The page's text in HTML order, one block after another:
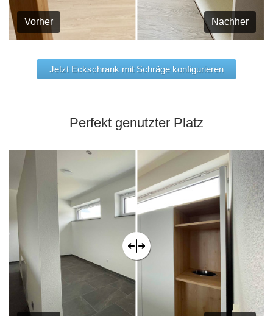
Vorher Nachher
Jetzt Eckschrank mit Schräge konfigurieren
Perfekt genutzter Platz